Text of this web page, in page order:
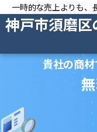
一時的な売上よりも、
神戸市須磨
貴社の商材